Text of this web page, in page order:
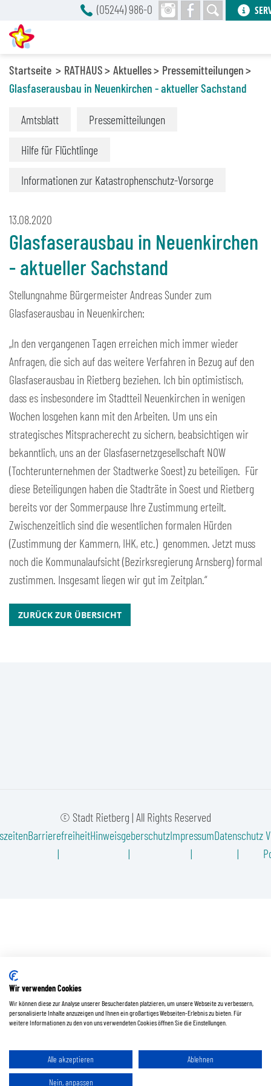
Startseite RATHAUS Aktuelles
Pressemitteilungen
Glasfaserausbau in Neuenkirchen - aktueller Sachstand
Amtsblatt Pressemitteilungen
Hilfe für Flüchtlinge
Informationen zur Katastrophenschutz-Vorsorge
13.08.2020
Glasfaserausbau in Neuenkirchen
- aktueller Sachstand
Stellungnahme Bürgermeister Andreas Sunder zum
Glasfaserausbau in Neuenkirchen:
„In den vergangenen Tagen erreichen mich immer wieder
Anfragen, die sich auf das weitere Verfahren in Bezug auf den
Glasfaserausbau in Rietberg beziehen. Ich bin optimistisch,
dass es insbesondere im Stadtteil Neuenkirchen in wenigen
Wochen losgehen kann mit den Arbeiten. Um uns ein
strategisches Mitspracherecht zu sichern, beabsichtigen wir
bekanntlich, uns an der Glasfasernetzgesellschaft NOW
(Tochterunternehmen der Stadtwerke Soest) zu beteiligen. Für
diese Beteiligungen haben die Stadträte in Soest und Rietberg
bereits vor der Sommerpause Ihre Zustimmung erteilt.
Zwischenzeitlich sind die wesentlichen formalen Hürden
(Zustimmung der Kammern, IHK, etc.) genommen. Jetzt muss
noch die Kommunalaufsicht (Bezirksregierung Arnsberg) formal
zustimmen. Insgesamt liegen wir gut im Zeitplan.“
ZURÜCK ZUR ÜBERSICHT
© Stadt Rietberg | All Rights Reserved
BarrierefreiheitHinweisgeberschutzImpressumDatenschutz
(05244) 986-0
Wir verwenden Cookies
Wir können diese zur Analyse unserer Besucherdaten platzieren, um unsere Webseite zu verbessern,
personalisierte Inhalte anzuzeigen und Ihnen ein großartiges Webseiten-Erlebnis zu bieten. Für
weitere Informationen zu den von uns verwendeten Cookies öffnen Sie die Einstellungen.
Alle akzeptieren Ablehnen
Nein, anpassen